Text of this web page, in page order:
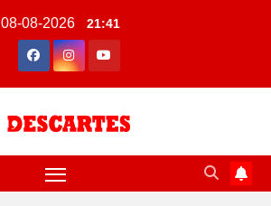
08-08-2026 21:41